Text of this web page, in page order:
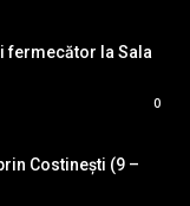
fermecător la Sala
0
Costinești (9 –